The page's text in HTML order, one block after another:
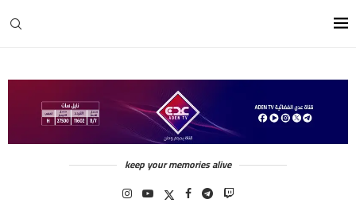
keep your memories alive